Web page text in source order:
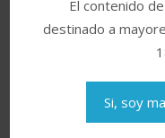
El contenido
destinado a
Si, soy
Post anterior
Galicia